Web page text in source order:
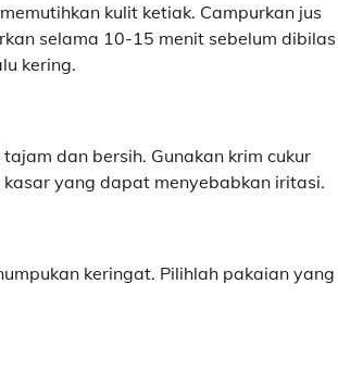
kulit ketiak. Campurkan jus
selama 10-15 menit sebelum dibilas
kering.
dan bersih. Gunakan krim cukur
yang dapat menyebabkan iritasi.
keringat. Pilihlah pakaian yang